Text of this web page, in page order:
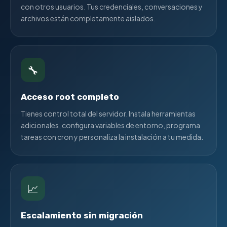
con otros usuarios. Tus credenciales, conversaciones y
archivos están completamente aislados.
🔧
Acceso root completo
Tienes control total del servidor. Instala herramientas
adicionales, configura variables de entorno, programa
tareas con cron y personaliza la instalación a tu medida.
📈
Escalamiento sin migración